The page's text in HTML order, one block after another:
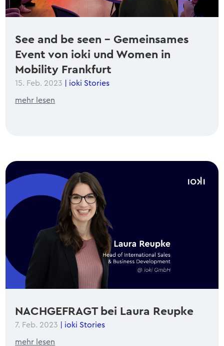
See and be seen – Gemeinsames
Event von ioki und Women in
Mobility Frankfurt
15. Feb. 2023 ioki Stories
mehr lesen
NACHGEFRAGT bei Laura Reupke
7. Feb. 2023 ioki Stories
mehr lesen